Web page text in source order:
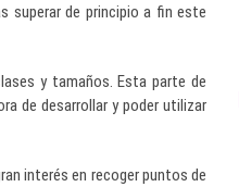
superar de principio a fin este
y tamaños. Esta parte de
de desarrollar y poder utilizar
interés en recoger puntos de